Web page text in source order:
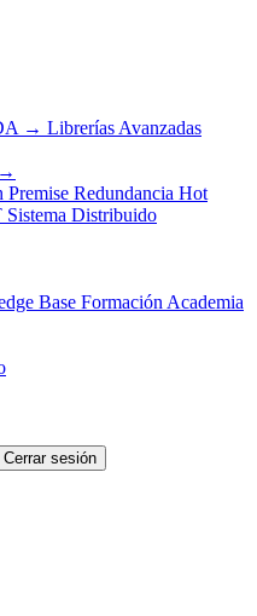
→ Librerías Avanzadas
→
Redundancia Hot
Sistema Distribuido
Base Formación Academia
Cerrar sesión